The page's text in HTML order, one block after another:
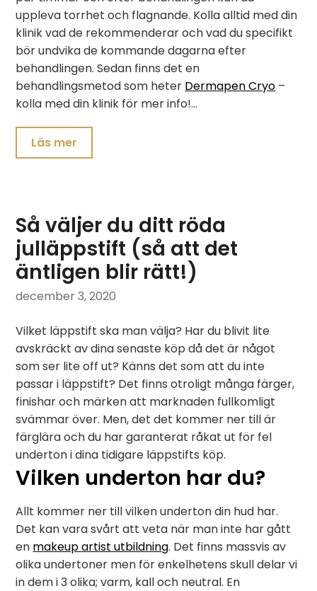
uppleva torrhet och flagnande. Kolla alltid med din
klinik vad de rekommenderar och vad du specifikt
bör undvika de kommande dagarna efter
behandlingen. Sedan finns det en
behandlingsmetod som heter Dermapen Cryo –
kolla med din klinik för mer info!…
Läs mer
Så väljer du ditt röda
julläppstift (så att det
äntligen blir rätt!)
december 3, 2020
Vilket läppstift ska man välja? Har du blivit lite
avskräckt av dina senaste köp då det är något
som ser lite off ut? Känns det som att du inte
passar i läppstift? Det finns otroligt många färger,
finishar och märken att marknaden fullkomligt
svämmar över. Men, det det kommer ner till är
färglära och du har garanterat råkat ut för fel
underton i dina tidigare läppstifts köp.
Vilken underton har du?
Allt kommer ner till vilken underton din hud har.
Det kan vara svårt att veta när man inte har gått
en makeup artist utbildning. Det finns massvis av
olika undertoner men för enkelhetens skull delar vi
in dem i 3 olika; varm, kall och neutral. En